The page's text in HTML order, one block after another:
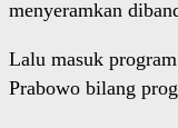
menyeramkan
Lalu masuk
Prabowo bilang